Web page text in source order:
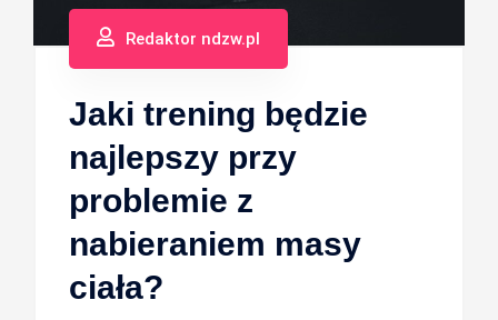
Redaktor ndzw.pl
Jaki trening będzie
najlepszy przy
problemie z
nabieraniem masy
ciała?